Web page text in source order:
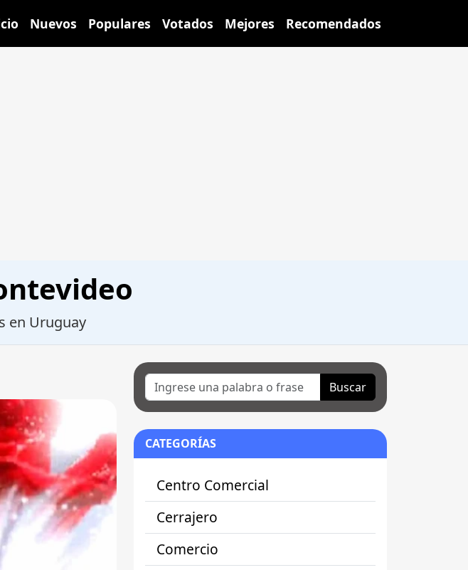
Nuevos Populares Votados Mejores Recomendados
en Uruguay
Buscar
CATEGORÍAS
Centro Comercial
Cerrajero
Comercio